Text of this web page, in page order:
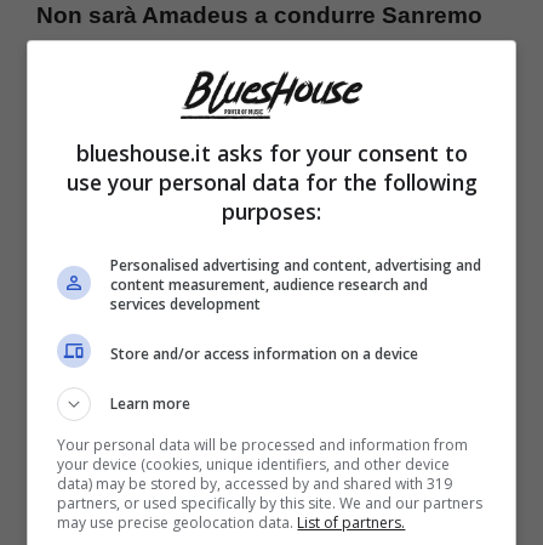
Non sarà Amadeus a condurre Sanremo
dell’estate dei colpi di scena. Lo ha detto il
diretto interessato in una intervista esclusiva
al settimanaleChi.“Ho detto ‘mi fermo a
altrimenti Fiorello mi chiude in una stanza e
ha detto il direttore artistico
senza rinunciare ad un pizzico di ironia.
Il marito di Giovanna Civitillo ha spiegato di
essere onorato e lusingato che la Rai gli
abbia chiesto di fare anche il sesto Festival e
blueshouse.it asks for your consent to
use your personal data for the following
purposes:
Personalised advertising and content, advertising and
content measurement, audience research and
services development
Store and/or access information on a device
Learn more
Your personal data will be processed and information from
your device (cookies, unique identifiers, and other device
data) may be stored by, accessed by and shared with 319
partners, or used specifically by this site. We and our partners
may use precise geolocation data. List of partners.